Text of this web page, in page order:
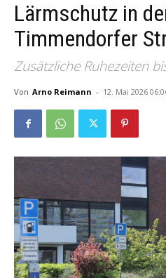
Lärmschutz in
Timmendorfer
Zusätzliche Ruhezeiten
Von Arno Reimann - 12. Mai 2026